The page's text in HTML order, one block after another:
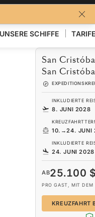
ANGEBOT
UNSERE SCHIFFE
San
San
INKLUDIERTE
8. JUNI 2028
10. →24. JUNI
INKLUDIERTE
24. JUNI 2028
AB25.100 $
PRO GAST, MIT DEM
KREUZFAHRT